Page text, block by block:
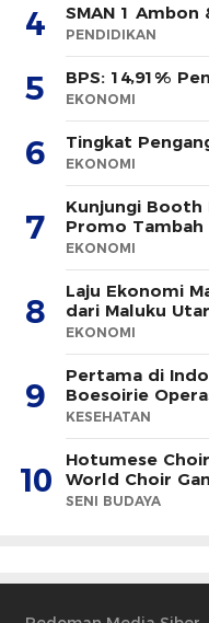
4 SMAN 1
PENDIDIKAN
5 BPS: 14,91%
EKONOMI
6 Tingkat
EKONOMI
7
Kunjungi Booth
Promo Tambah
EKONOMI
8
Laju Ekonomi
dari Maluku
EKONOMI
9
Pertama di
Boesoirie
KESEHATAN
10
Hotumese
World Choir
SENI BUDAYA